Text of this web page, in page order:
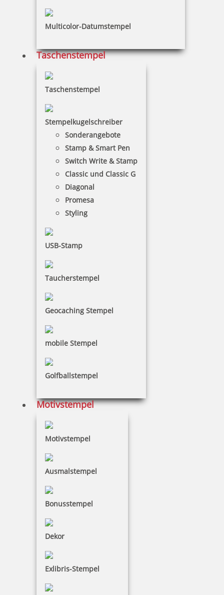
Multicolor-Datumstempel
Taschenstempel
Taschenstempel
Stempelkugelschreiber
Sonderangebote
Stamp & Smart Pen
Switch Write & Stamp
Classic und Classic G
Diagonal
Promesa
Styling
USB-Stamp
Taucherstempel
Geocaching Stempel
mobile Stempel
Golfballstempel
Motivstempel
Motivstempel
Ausmalstempel
Bonusstempel
Dekor
Exlibris-Stempel
Sprüche
Stempel Weihnachten